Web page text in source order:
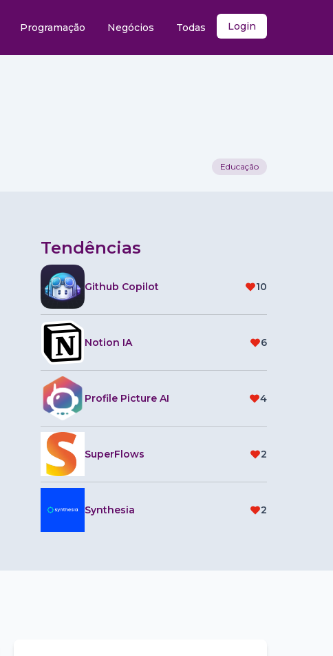
Programação Negócios Todas Login
Educação
Tendências
Github Copilot 10
Notion IA 6
Profile Picture AI 4
SuperFlows 2
Synthesia 2